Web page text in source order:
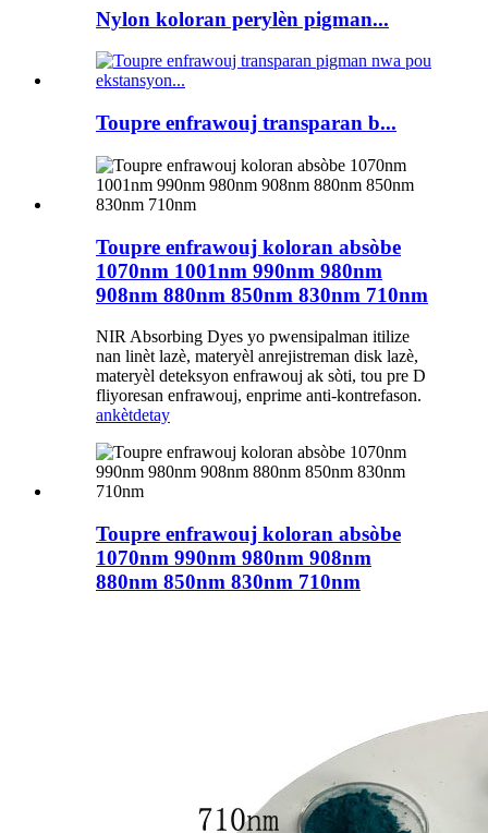
Nylon koloran perylèn pigman...
Toupre enfrawouj transparan b...
Toupre enfrawouj koloran absòbe
1070nm 1001nm 990nm 980nm
908nm 880nm 850nm 830nm 710nm
NIR Absorbing Dyes yo pwensipalman itilize
nan linèt lazè, materyèl anrejistreman disk lazè,
materyèl deteksyon enfrawouj ak sòti, tou pre D
fliyoresan enfrawouj, enprime anti-kontrefason.
ankètdetay
Toupre enfrawouj koloran absòbe
1070nm 990nm 980nm 908nm
880nm 850nm 830nm 710nm